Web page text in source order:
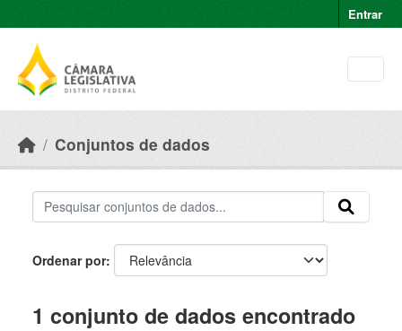
Entrar
Conjuntos de dados
Ordenar por
1 conjunto de dados encontrado